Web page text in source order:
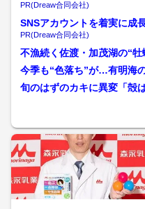
PR(Dreaw合同会社)
SNSアカウントを着実に成
PR(Dreaw合同会社)
不漁続く佐渡・加茂湖の“
く「今後廃れてしまうの...
今季も“色落ち”が…有明海
栄養が不足 赤潮も発生...
旬のはずのカキに異変「殻